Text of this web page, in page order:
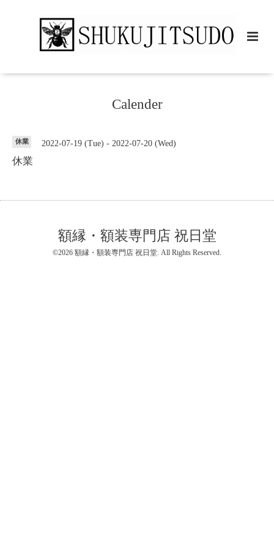
Calender
休業 2022-07-19 (Tue) - 2022-07-20 (Wed)
休業
額縁・額装専門店 祝日堂
©2026 額縁・額装専門店 祝日堂 . All Rights Reserved.